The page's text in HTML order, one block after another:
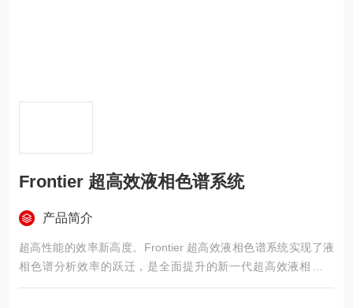
Frontier 超高效液相色谱系统
产品简介
超高性能的效率新高度。Frontier 超高效液相色谱系统实现了液
相色谱分析效率的跃迁，是全面提升的新一代超高效液相色谱
仪，是国产超高效液相色谱的新高度。